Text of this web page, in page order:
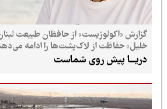
گزارش «اکولوژیست» از حافظان طبیعت لبنان که
خلیل» حفاظت از لاک‌پشت‌ها را ادامه می‌دهند
دریـــا پیش روی شماست